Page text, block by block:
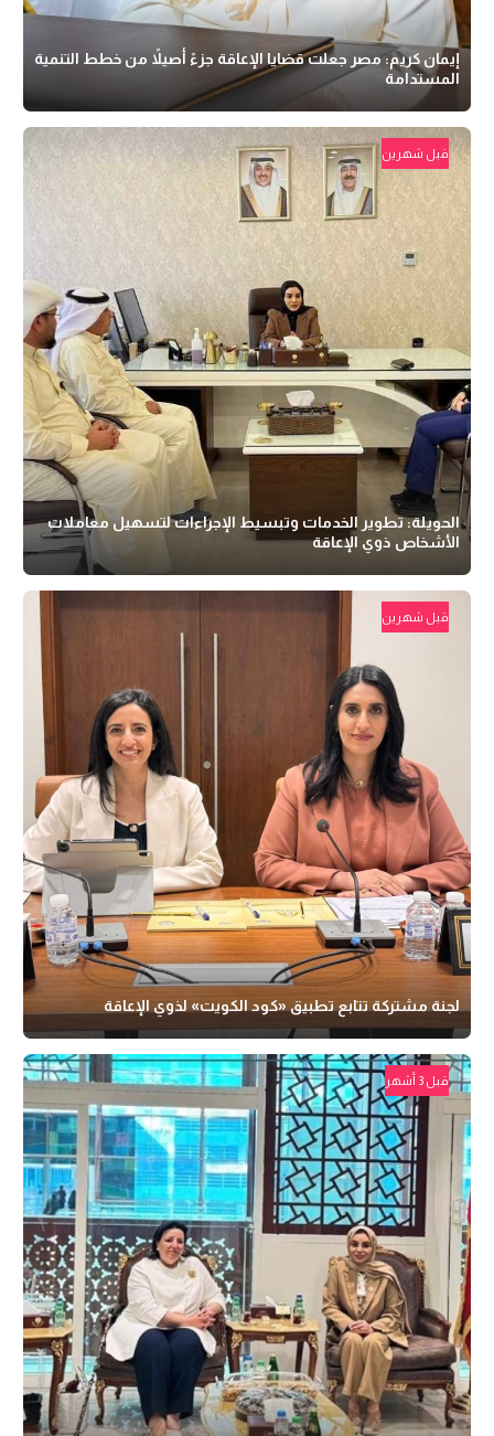
إيمان كريم: مصر جعلت قضايا الإعاقة جزءً أصيلاً من خطط التنمية
المستدامة
قبل شهرين
الحويلة: تطوير الخدمات وتبسيط الإجراءات لتسهيل معاملات
الأشخاص ذوي الإعاقة
قبل شهرين
لجنة مشتركة تتابع تطبيق «كود الكويت» لذوي الإعاقة
قبل 3 أشهر